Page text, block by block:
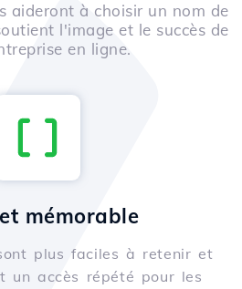
aideront à choisir un nom de
l'image et le succès de
en ligne.
mémorable
plus faciles à retenir et
un accès répété pour les